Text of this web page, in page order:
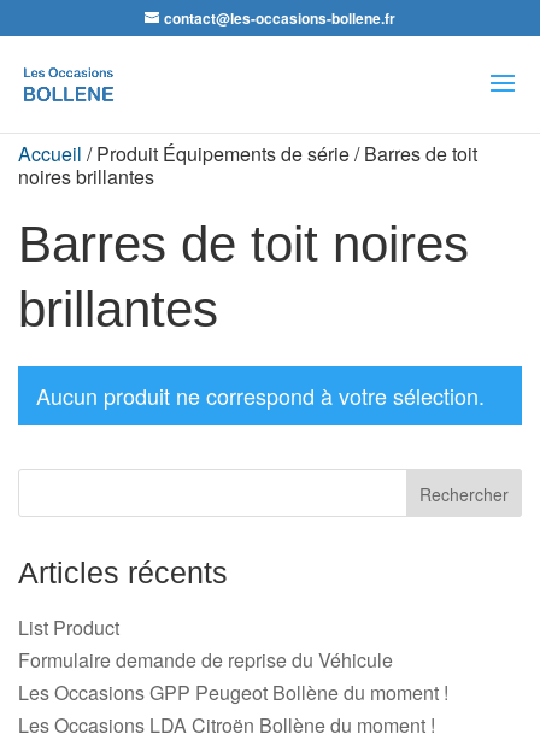
contact@les-occasions-bollene.fr
de
produits
Accueil / Produit Équipements de série / Barres de toit
noires brillantes
Barres de toit noires
brillantes
Aucun produit ne correspond à votre sélection.
Articles récents
List Product
Formulaire demande de reprise du Véhicule
Les Occasions GPP Peugeot Bollène du moment !
Les Occasions LDA Citroën Bollène du moment !